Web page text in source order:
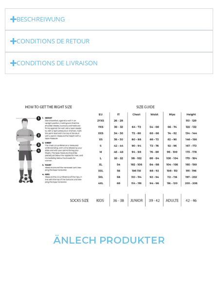
BESCHREIWUNG
CONDITIONS DE RETOUR
CONDITIONS DE LIVRAISON
ÄNLECH PRODUKTER